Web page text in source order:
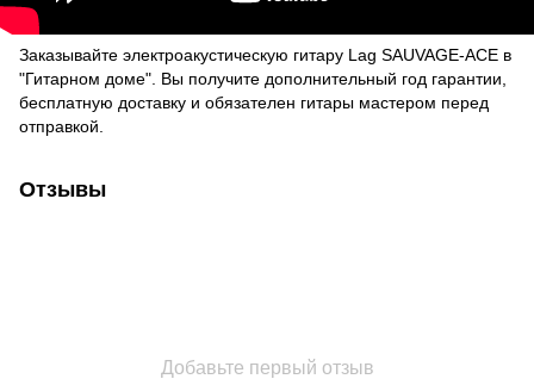
Заказывайте электроакустическую гитару Lag SAUVAGE-ACE в
"Гитарном доме". Вы получите дополнительный год гарантии,
бесплатную доставку и обязателен гитары мастером перед
отправкой.
Отзывы
Добавьте первый отзыв